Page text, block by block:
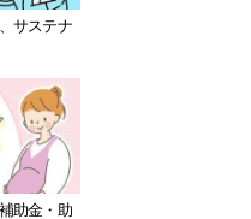
サステナ
助金・助